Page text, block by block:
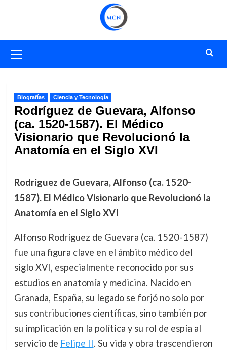
primario
Biografías Ciencia y Tecnología
Rodríguez de Guevara, Alfonso
(ca. 1520-1587). El Médico
Visionario que Revolucionó la
Anatomía en el Siglo XVI
Rodríguez de Guevara, Alfonso (ca. 1520-
1587). El Médico Visionario que Revolucionó la
Anatomía en el Siglo XVI
Alfonso Rodríguez de Guevara (ca. 1520-1587)
fue una figura clave en el ámbito médico del
siglo XVI, especialmente reconocido por sus
estudios en anatomía y medicina. Nacido en
Granada, España, su legado se forjó no solo por
sus contribuciones científicas, sino también por
su implicación en la política y su rol de espía al
servicio de Felipe II. Su vida y obra trascendieron